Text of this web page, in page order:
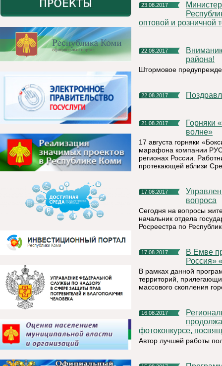
23.08.2017
Министерство сельского хозяйства и потребительского рынка
оптовой и розничной
22.08.2017
Вниманию жителей и руководителей Княжпогостского
района!
Штормовое
22.08.2017
21.08.2017
Горняки «Боксита Тимана» присоединились к «Зеленой
волне»
17 августа горняки
марафона компании
регионах России.
протекающей вблизи
17.08.2017
Управление Росреестра по Республике Коми: три актуальных
вопроса
Сегодня на вопросы
начальник отдела
Росреестра по
17.08.2017
В Емве продолжается реализация проекта партии «Единая
Россия»
В рамках данной
территорий,
массового скопления
16.08.2017
Региональное отделение партии «Единая Россия»
фотоконкурсе,
Автор лучшей работы